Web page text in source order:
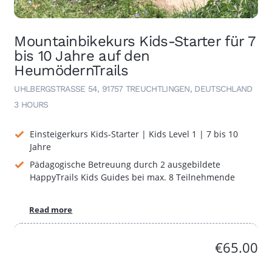
Mountainbikekurs Kids-Starter für 7
bis 10 Jahre auf den
HeumödernTrails
UHLBERGSTRASSE 54, 91757 TREUCHTLINGEN, DEUTSCHLAND
3 HOURS
Einsteigerkurs Kids-Starter | Kids Level 1 | 7 bis 10
Jahre
Pädagogische Betreuung durch 2 ausgebildete
HappyTrails Kids Guides bei max. 8 Teilnehmende
Read more
€65.00